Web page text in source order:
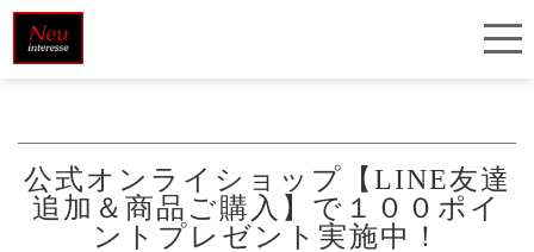
公式オンライショップ【LINE友達
追加＆商品ご購入】で１００ポイ
ントプレゼント実施中！